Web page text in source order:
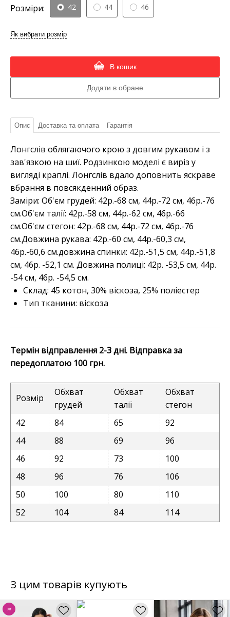
Розміри: 42 44 46
Як вибрати розмір
В кошик
Опис Доставка та оплата Гарантія
Лонгслів облягаючого крою з довгим рукавом і з
зав'язкою на шиї. Родзинкою моделі є виріз у
вигляді краплі. Лонгслів вдало доповнить яскраве
вбрання в повсякденний образ.
Заміри: Об'єм грудей: 42р.-68 см, 44р.-72 см, 46р.-76
см.Об'єм талії: 42р.-58 см, 44р.-62 см, 46р.-66
см.Об'єм стегон: 42р.-68 см, 44р.-72 см, 46р.-76
см.Довжина рукава: 42р.-60 см, 44р.-60,3 см,
46р.-60,6 см.довжина спинки: 42р.-51,5 см, 44р.-51,8
см, 46р. -52,1 см. Довжина полиці: 42р. -53,5 см, 44р.
-54 см, 46р. -54,5 см.
Склад: 45 котон, 30% віскоза, 25% поліестер
Тип тканини: віскоза
Термін відправлення 2-3 дні. Відправка за
передоплатою 100 грн.
Розмір
Обхват
грудей
Обхват
талії
Обхват
стегон
42
84 65
92
44
88 69
96
46
92 73
100
48
96 76
106
50
100 80
110
52
104 84 114
З цим товарів купують
Хіт